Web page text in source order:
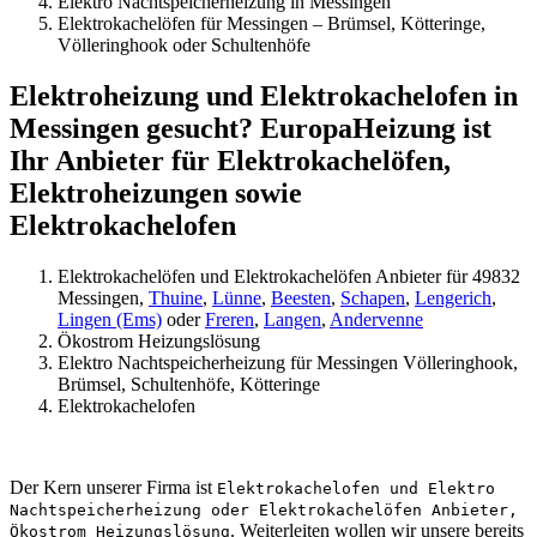
Elektrokachelöfen für Messingen – Brümsel, Kötteringe,
Völleringhook oder Schultenhöfe
Elektroheizung und Elektrokachelofen in
Messingen gesucht? EuropaHeizung ist
Ihr Anbieter für Elektrokachelöfen,
Elektroheizungen sowie
Elektrokachelofen
Elektrokachelöfen und Elektrokachelöfen Anbieter für 49832
Messingen, Thuine, Lünne, Beesten, Schapen, Lengerich,
Lingen (Ems) oderFreren, Langen, Andervenne
Ökostrom Heizungslösung
Elektro Nachtspeicherheizung für Messingen Völleringhook,
Brümsel, Schultenhöfe, Kötteringe
Elektrokachelofen
Der Kern unserer Firma ist Elektrokachelofen und Elektro
Nachtspeicherheizung oder Elektrokachelöfen Anbieter,
Ökostrom Heizungslösung. Weiterleiten wollen wir unsere bereits